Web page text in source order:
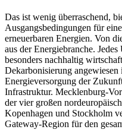
Das ist wenig überraschend,
Ausgangsbedingungen für
erneuerbaren Energien. Von
aus der Energiebranche.
besonders nachhaltig
Dekarbonisierung
Energieversorgung der
Infrastruktur. Mecklenburg-
der vier großen
Kopenhagen und Stockholm
Gateway-Region für den